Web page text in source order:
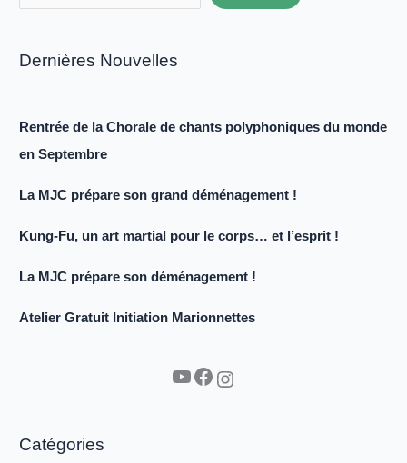
Dernières Nouvelles
Rentrée de la Chorale de chants polyphoniques du monde
en Septembre
La MJC prépare son grand déménagement !
Kung-Fu, un art martial pour le corps… et l’esprit !
La MJC prépare son déménagement !
Atelier Gratuit Initiation Marionnettes
YouTube Facebook Instagram
Catégories